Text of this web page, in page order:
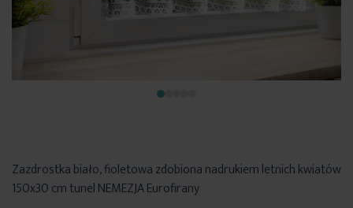
Zazdrostka biało, fioletowa zdobiona nadrukiem letnich kwiatów
150x30 cm tunel NEMEZJA Eurofirany